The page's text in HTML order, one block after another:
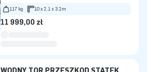
117 kg 10 x 2.1 x 3.2m
11 999,00 zł